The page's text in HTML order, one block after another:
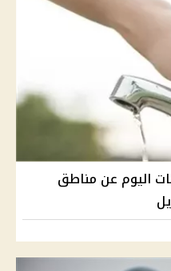
في الجيزة 8 ساعات اليوم عن مناطق